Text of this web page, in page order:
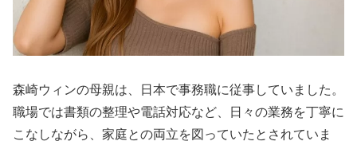
森崎ウィンの母親は、日本で事務職に従事していました。
職場では書類の整理や電話対応など、日々の業務を丁寧に
こなしながら、家庭との両立を図っていたとされていま